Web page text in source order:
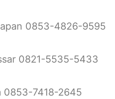
0853-4826-9595
0821-5535-5433
0853-7418-2645